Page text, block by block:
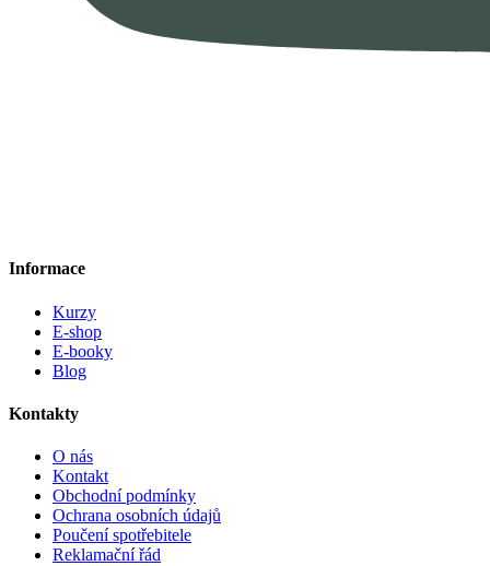
Informace
Kurzy
E-shop
E-booky
Blog
Kontakty
O nás
Kontakt
Obchodní podmínky
Ochrana osobních údajů
Poučení spotřebitele
Reklamační řád